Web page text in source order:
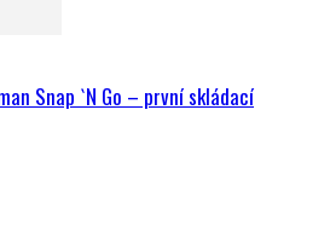
Snap `N Go – první skládací